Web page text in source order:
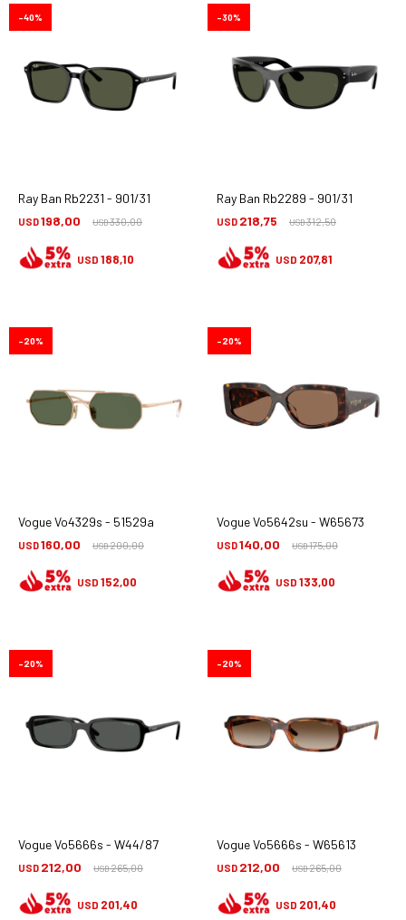
Ray Ban Rb2231 - 901/31
USD198,00 USD330,00
40
USD 188,10
Ray Ban Rb2289 - 901/31
USD 218,75 USD312,50
30
USD 207,81
Vogue Vo4329s - 51529a
USD160,00 USD200,00
20
USD 152,00
Vogue Vo5642su - W65673
USD140,00 USD175,00
20
USD 133,00
Vogue Vo5666s - W44/87
USD 212,00 USD265,00
20
USD 201,40
Vogue Vo5666s - W65613
USD 212,00 USD265,00
20
USD 201,40